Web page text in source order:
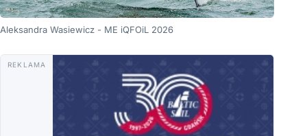
Aleksandra Wasiewicz - ME iQFOiL 2026
REKLAMA